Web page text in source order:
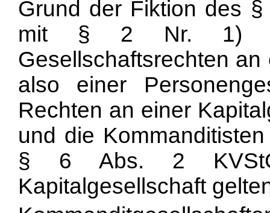
Grund der Fiktion des
mit § 2 Nr. 1)
Gesellschaftsrechten
also einer
Rechten an einer
und die
§ 6 Abs. 2
Kapitalgesellschaft